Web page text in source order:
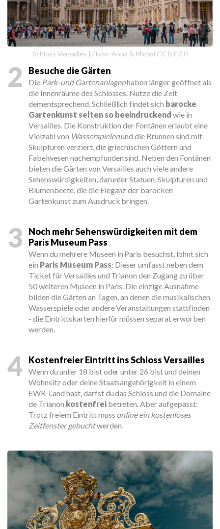
Schloss Versailles | Flickr: Anna & Michal CC BY 2.0
2 Besuche die Gärten
Die Park-und Gartenanlagenhaben länger geöffnet als
die Innenräume des Schlosses. Nutze die Zeit
dementsprechend. Schließlich findet sich barocke
Gartenkunst selten so beeindruckend wie in
Versailles. Die Konstruktion der Fontänen erlaubt eine
Vielzahl von Wasserspielenund die Brunnen sind mit
Skulpturen verziert, die griechischen Göttern und
Fabelwesen nachempfunden sind. Neben den Fontänen
bieten die Gärten von Versailles auch viele andere
Sehenswürdigkeiten, darunter Statuen, Skulpturen und
Blumenbeete, die die Eleganz der barocken
Gartenkunst zum Ausdruck bringen.
3
Noch mehr Sehenswürdigkeiten mit dem
Paris Museum Pass
Wenn du mehrere Museen in Paris besuchst, lohnt sich
ein Paris Museum Pass: Dieser umfasst neben dem
Ticket für Versailles und Trianon den Zugang zu über
50 weiteren Museen in Paris. Die einzige Ausnahme
bilden die Gärten an Tagen, an denen die musikalischen
Wasserspiele oder andere Veranstaltungen stattfinden
- die Eintrittskarten hierfür müssen separat erworben
werden.
4 Kostenfreier Eintritt ins Schloss Versailles
Wenn du unter 18 bist oder unter 26 bist und deinen
Wohnsitz oder deine Staatsangehörigkeit in einem
EWR-Land hast, darfst du das Schloss und die Domaine
de Trianon kostenfreibetreten. Aber aufgepasst:
Trotz freiem Eintritt muss online ein kostenloses
Zeitfenster gebuchtwerden.